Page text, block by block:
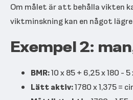
Om målet är att behålla vikten
viktminskning kan en något
Exempel 2:
BMR:10 x 85 + 6,25 x 180 -
Lätt aktiv:1780 x 1,375 =